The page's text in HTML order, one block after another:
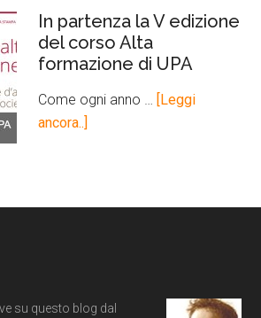
In partenza la V edizione
del corso Alta
formazione di UPA
Come ogni anno …
[Leggi
ancora..]
su questo blog dal